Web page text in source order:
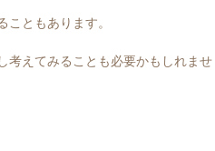
ともあります。
考えてみることも必要かもしれませ